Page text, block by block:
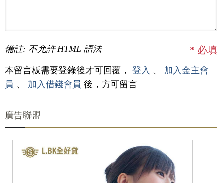
備註: 不允許 HTML 語法 * 必填
本留言板需要登錄後才可回覆， 登入 、 加入金主會
員 、 加入借錢會員 後，方可留言
廣告聯盟